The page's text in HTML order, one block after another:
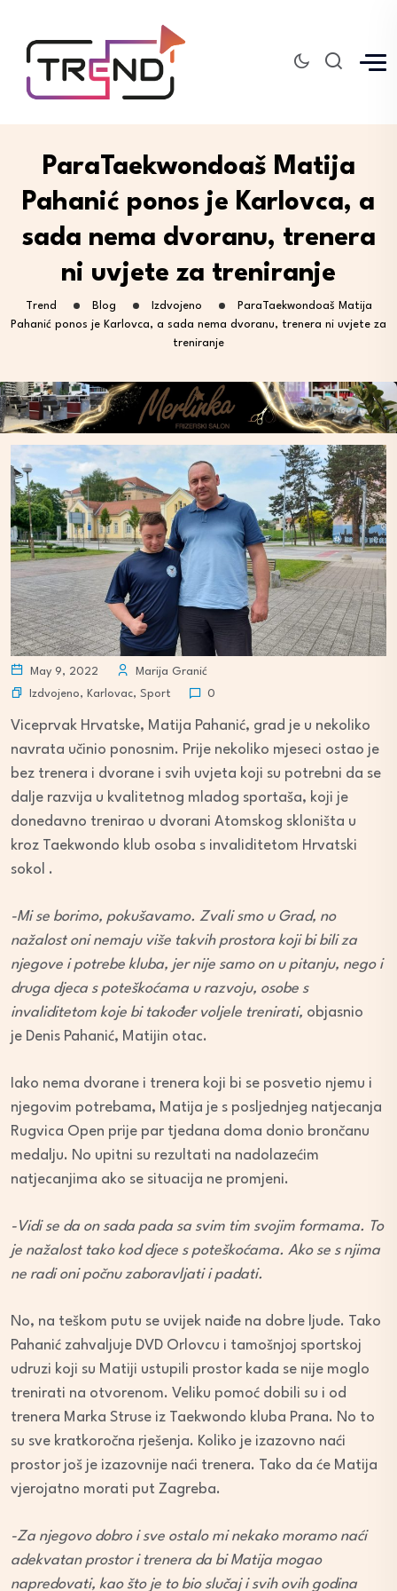
ParaTaekwondoaš Matija
Pahanić ponos je Karlovca, a
sada nema dvoranu, trenera
ni uvjete za treniranje
Trend Blog Izdvojeno
ParaTaekwondoaš Matija
Pahanić ponos je Karlovca, a sada nema dvoranu, trenera ni uvjete za
treniranje
May 9, 2022
Marija Granić
Izdvojeno, Karlovac, Sport 0
Viceprvak Hrvatske, Matija Pahanić, grad je u nekoliko
navrata učinio ponosnim. Prije nekoliko mjeseci ostao je
bez trenera i dvorane i svih uvjeta koji su potrebni da se
dalje razvija u kvalitetnog mladog sportaša, koji je
donedavno trenirao u dvorani Atomskog skloništa u
kroz Taekwondo klub osoba s invaliditetom Hrvatski
sokol .
-Mi se borimo, pokušavamo. Zvali smo u Grad, no
nažalost oni nemaju više takvih prostora koji bi bili za
njegove i potrebe kluba, jer nije samo on u pitanju, nego i
druga djeca s poteškoćama u razvoju, osobe s
invaliditetom koje bi također voljele trenirati, objasnio
je Denis Pahanić, Matijin otac.
Iako nema dvorane i trenera koji bi se posvetio njemu i
njegovim potrebama, Matija je s posljednjeg natjecanja
Rugvica Open prije par tjedana doma donio brončanu
medalju. No upitni su rezultati na nadolazećim
natjecanjima ako se situacija ne promjeni.
-Vidi se da on sada pada sa svim tim svojim formama. To
je nažalost tako kod djece s poteškoćama. Ako se s njima
ne radi oni počnu zaboravljati i padati.
No, na teškom putu se uvijek naiđe na dobre ljude. Tako
Pahanić zahvaljuje DVD Orlovcu i tamošnjoj sportskoj
udruzi koji su Matiji ustupili prostor kada se nije moglo
trenirati na otvorenom. Veliku pomoć dobili su i od
trenera Marka Struse iz Taekwondo kluba Prana. No to
su sve kratkoročna rješenja. Koliko je izazovno naći
prostor još je izazovnije naći trenera. Tako da će Matija
vjerojatno morati put Zagreba.
-Za njegovo dobro i sve ostalo mi nekako moramo naći
adekvatan prostor i trenera da bi Matija mogao
napredovati, kao što je to bio slučaj i svih ovih godina